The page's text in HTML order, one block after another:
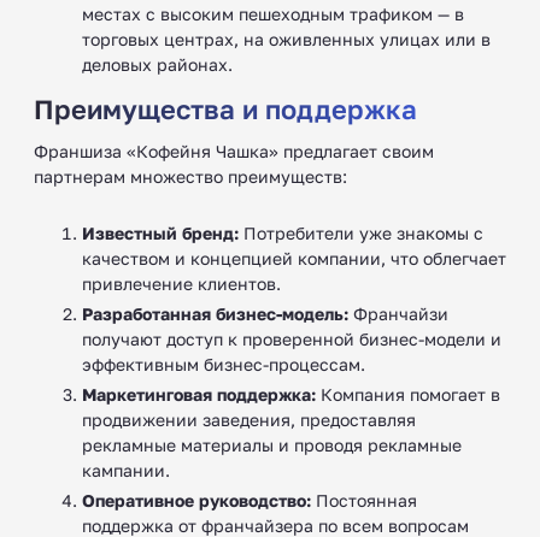
местах с высоким пешеходным трафиком — в
торговых центрах, на оживленных улицах или в
деловых районах.
Преимущества и поддержка
Франшиза «Кофейня Чашка» предлагает своим
партнерам множество преимуществ:
Известный бренд: Потребители уже знакомы с
качеством и концепцией компании, что облегчает
привлечение клиентов.
Разработанная бизнес-модель: Франчайзи
получают доступ к проверенной бизнес-модели и
эффективным бизнес-процессам.
Маркетинговая поддержка: Компания помогает в
продвижении заведения, предоставляя
рекламные материалы и проводя рекламные
кампании.
Оперативное руководство: Постоянная
поддержка от франчайзера по всем вопросам